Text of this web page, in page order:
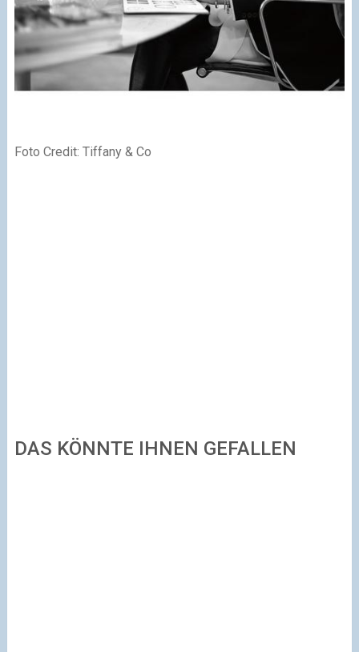
Foto Credit: Tiffany & Co
DAS KÖNNTE IHNEN GEFALLEN